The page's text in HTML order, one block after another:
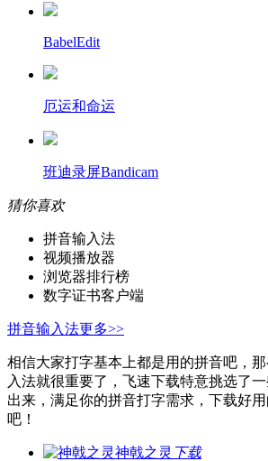
BabelEdit
厄运和命运
班迪录屏Bandicam
猜你喜欢
拼音输入法
视频播放器
浏览器排行榜
数字证书客户端
拼音输入法更多>>
相信大家打字基本上都是用的拼音吧，
入法就很重要了，飞速下载特意挑选了
出来，满足你的拼音打字需求，下载好
吧！
神戟之灵 下载